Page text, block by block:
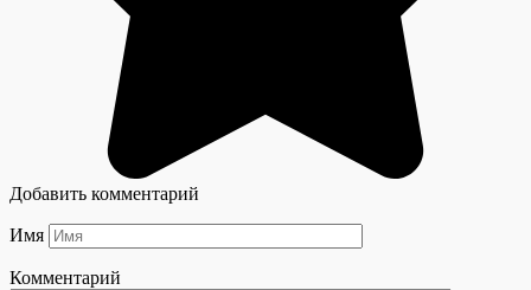
Добавить комментарий
Имя
Комментарий